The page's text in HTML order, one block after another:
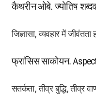
कैथरीन ओबे. ज्योतिष
जिज्ञासा, व्यवहार में जीवंतता
फ्रांसिस साकोयन.
सतर्कता, तीव्र बुद्धि, तीव्र